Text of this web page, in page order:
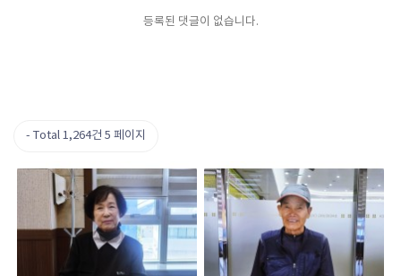
등록된 댓글이 없습니다.
Total 1,264건 5 페이지